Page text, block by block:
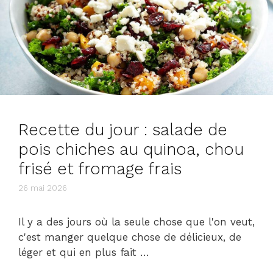
Recette du jour : salade de
pois chiches au quinoa, chou
frisé et fromage frais
26 mai 2026
Il y a des jours où la seule chose que l'on veut,
c'est manger quelque chose de délicieux, de
léger et qui en plus fait …